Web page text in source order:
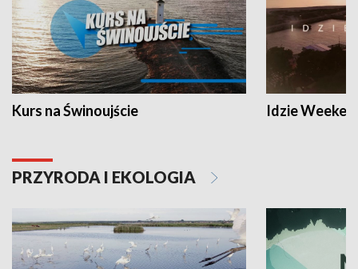
Kurs na Świnoujście Idzie
PRZYRODA I EKOLOGIA